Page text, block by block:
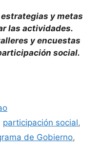
y metas
las actividades.
y encuestas
social.
participación social,
de Gobierno,